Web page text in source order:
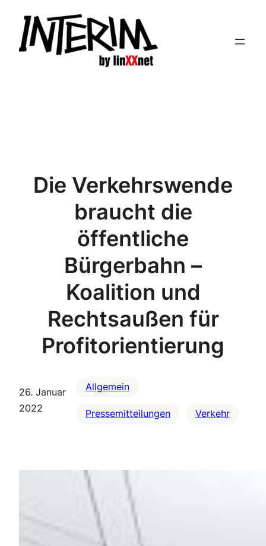
Inhalt
springen
Die Verkehrswende
braucht die
öffentliche
Bürgerbahn –
Koalition und
Rechtsaußen für
Profitorientierung
26. Januar
2022
Allgemein
Pressemitteilungen Verkehr